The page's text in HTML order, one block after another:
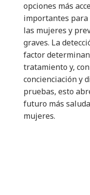
opciones más
importantes
las mujeres y
graves. La
factor
tratamiento y,
concienciación y
pruebas, esto
futuro más
mujeres.